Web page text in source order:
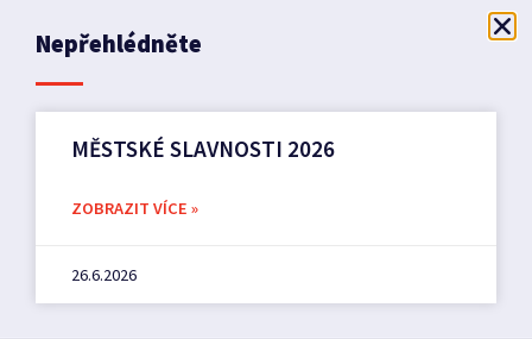
Město Pilníkov
Nepřehlédněte
MĚSTSKÉ SLAVNOSTI 2026
ZOBRAZIT VÍCE »
26.6.2026